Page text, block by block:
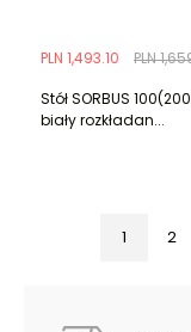
PLN
PLN 1,493.10
Stół SORBUS
biały rozkładan...
1 2